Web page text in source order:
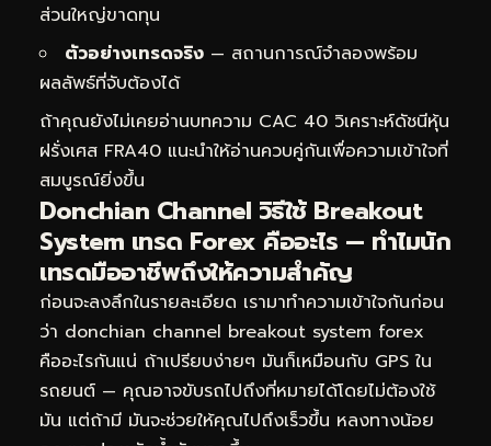
ส่วนใหญ่ขาดทุน
ตัวอย่างเทรดจริง — สถานการณ์จำลองพร้อม
ผลลัพธ์ที่จับต้องได้
ถ้าคุณยังไม่เคยอ่านบทความ CAC 40 วิเคราะห์ดัชนีหุ้น
ฝรั่งเศส FRA40 แนะนำให้อ่านควบคู่กันเพื่อความเข้าใจที่
สมบูรณ์ยิ่งขึ้น
Donchian Channel วิธีใช้ Breakout
System เทรด Forex คืออะไร — ทำไมนัก
เทรดมืออาชีพถึงให้ความสำคัญ
ก่อนจะลงลึกในรายละเอียด เรามาทำความเข้าใจกันก่อน
ว่า donchian channel breakout system forex
คืออะไรกันแน่ ถ้าเปรียบง่ายๆ มันก็เหมือนกับ GPS ใน
รถยนต์ — คุณอาจขับรถไปถึงที่หมายได้โดยไม่ต้องใช้
มัน แต่ถ้ามี มันจะช่วยให้คุณไปถึงเร็วขึ้น หลงทางน้อย